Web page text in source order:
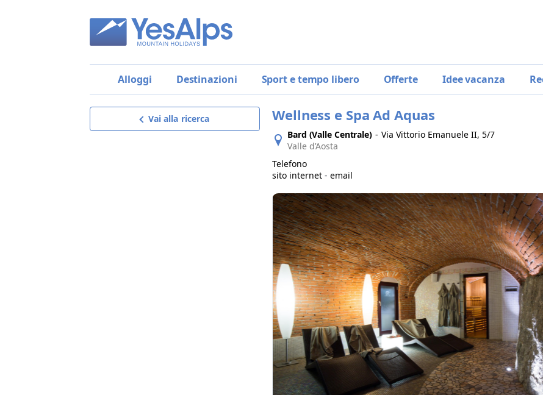
Alloggi Destinazioni Sport e tempo libero Offerte Idee vacanza
Vai alla ricerca Wellness e Spa Ad Aquas
Bard (Valle Centrale) - Via Vittorio Emanuele II, 5/7
Valle d’Aosta
Telefono
sito internet - email